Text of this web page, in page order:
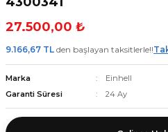
27.500,00 ₺
9.166,67 TL den başlayan taksitlerle!!
Marka
Einhell
Garanti Süresi
24 Ay